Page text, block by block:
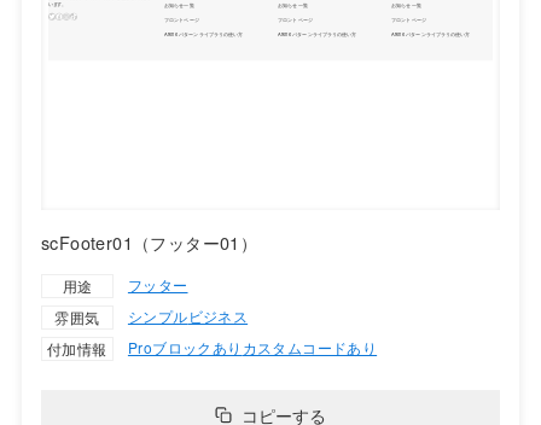
scFooter01（フッター01）
用途
フッター
雰囲気
シンプルビジネス
付加情報
Proブロックあり カスタムコードあり
コピーする